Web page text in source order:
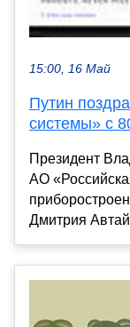
15:00, 16 Май
Путин
системы» с
Президент
АО
Дмитрия